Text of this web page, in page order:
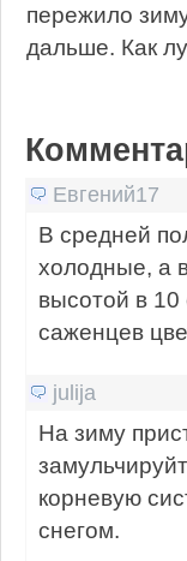
пережило
дальше. Как
Евгений17
В средней
холодные, а
высотой в
саженцев
julija
На зиму
корневую
снегом.